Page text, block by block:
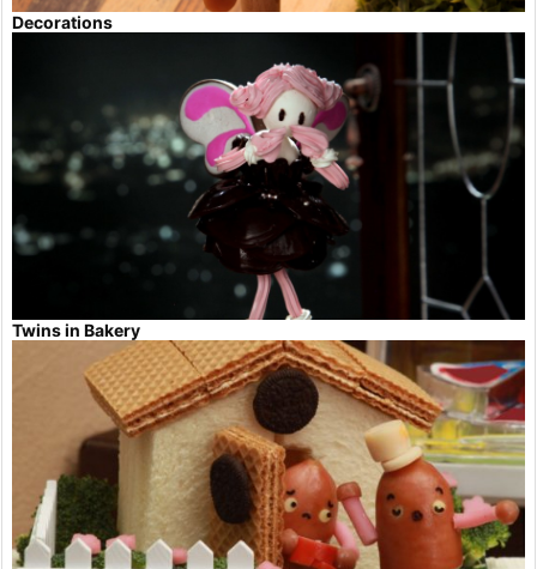
Decorations
Twins in Bakery